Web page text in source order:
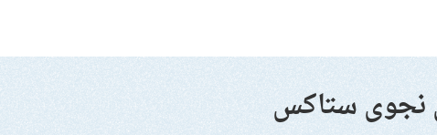
نجوى ستاكس